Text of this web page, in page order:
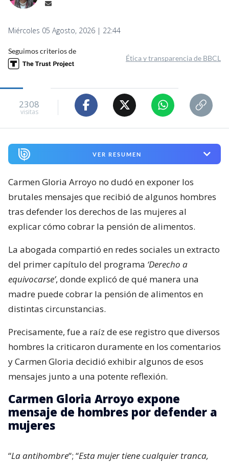
Miércoles 05 Agosto, 2026 | 22:44
Seguimos criterios de
Ética y transparencia de BBCL
2308
visitas
VER RESUMEN
Carmen Gloria Arroyo no dudó en exponer los
brutales mensajes que recibió de algunos hombres
tras defender los derechos de las mujeres al
explicar cómo cobrar la pensión de alimentos.
La abogada compartió en redes sociales un extracto
del primer capítulo del programa ‘Derecho a
equivocarse’, donde explicó de qué manera una
madre puede cobrar la pensión de alimentos en
distintas circunstancias.
Precisamente, fue a raíz de ese registro que diversos
hombres la criticaron duramente en los comentarios
y Carmen Gloria decidió exhibir algunos de esos
mensajes junto a una potente reflexión.
Carmen Gloria Arroyo expone
mensaje de hombres por defender a
mujeres
“La antihombre“; “Esta mujer tiene cualquier tranca,